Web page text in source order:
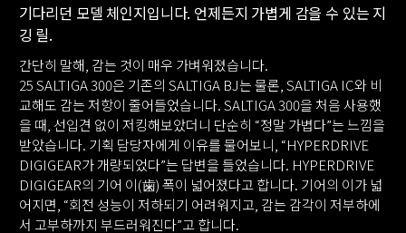
기다리던 모델 체인지입니다. 언제든지 가볍게 감을 수 있는 지
깅 릴.
간단히 말해, 감는 것이 매우 가벼워졌습니다.
25 SALTIGA 300은 기존의 SALTIGA BJ는 물론, SALTIGA IC와 비
교해도 감는 저항이 줄어들었습니다. SALTIGA 300을 처음 사용했
을 때, 선입견 없이 저킹해보았더니 단순히 “정말 가볍다”는 느낌을
받았습니다. 기획 담당자에게 이유를 물어보니, “HYPERDRIVE
DIGIGEAR가 개량되었다”는 답변을 들었습니다. HYPERDRIVE
DIGIGEAR의 기어 이(歯) 폭이 넓어졌다고 합니다. 기어의 이가 넓
어지면, “회전 성능이 저하되기 어려워지고, 감는 감각이 저부하에
서 고부하까지 부드러워진다”고 합니다.